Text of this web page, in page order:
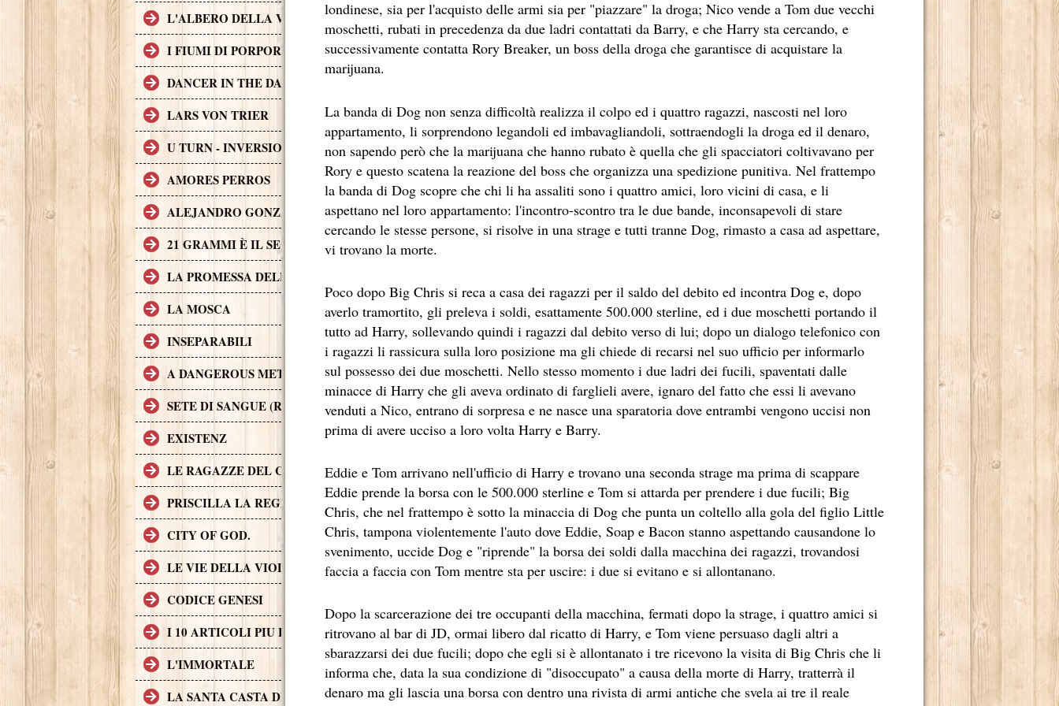
L'ALBERO DELLA VITA
I FIUMI DI PORPORA
DANCER IN THE DARK
LARS VON TRIER
U TURN - INVERSIONE DI MARCIA
AMORES PERROS
ALEJANDRO GONZÁLEZ IÑÁRRITU
21 GRAMMI È IL SECONDO FILM DELLA COSIDDETTA TRILOGIA SULLA MORTE
LA PROMESSA DELL'ASSASSINO
LA MOSCA
INSEPARABILI
A DANGEROUS METHOD
SETE DI SANGUE (RABID)
EXISTENZ
LE RAGAZZE DEL COYOTE UGLY
PRISCILLA LA REGINA DEL DESERTO
CITY OF GOD.
LE VIE DELLA VIOLENZA
CODICE GENESI
I 10 ARTICOLI PIU LETTI SUL SITO RACCOMANDATI SE TI PIACCIONO NEL MESE DI APRILE 2014.
L'IMMORTALE
LA SANTA CASTA DELLA CHIESA
londinese, sia per l'acquisto delle armi sia per "piazzare" la droga; Nico vende a Tom due vecchi
moschetti, rubati in precedenza da due ladri contattati da Barry, e che Harry sta cercando, e
successivamente contatta Rory Breaker, un boss della droga che garantisce di acquistare la
marijuana.
La banda di Dog non senza difficoltà realizza il colpo ed i quattro ragazzi, nascosti nel loro
appartamento, li sorprendono legandoli ed imbavagliandoli, sottraendogli la droga ed il denaro,
non sapendo però che la marijuana che hanno rubato è quella che gli spacciatori coltivavano per
Rory e questo scatena la reazione del boss che organizza una spedizione punitiva. Nel frattempo
la banda di Dog scopre che chi li ha assaliti sono i quattro amici, loro vicini di casa, e li
aspettano nel loro appartamento: l'incontro-scontro tra le due bande, inconsapevoli di stare
cercando le stesse persone, si risolve in una strage e tutti tranne Dog, rimasto a casa ad aspettare,
vi trovano la morte.
Poco dopo Big Chris si reca a casa dei ragazzi per il saldo del debito ed incontra Dog e, dopo
averlo tramortito, gli preleva i soldi, esattamente 500.000 sterline, ed i due moschetti portando il
tutto ad Harry, sollevando quindi i ragazzi dal debito verso di lui; dopo un dialogo telefonico con
i ragazzi li rassicura sulla loro posizione ma gli chiede di recarsi nel suo ufficio per informarlo
sul possesso dei due moschetti. Nello stesso momento i due ladri dei fucili, spaventati dalle
minacce di Harry che gli aveva ordinato di farglieli avere, ignaro del fatto che essi li avevano
venduti a Nico, entrano di sorpresa e ne nasce una sparatoria dove entrambi vengono uccisi non
prima di avere ucciso a loro volta Harry e Barry.
Eddie e Tom arrivano nell'ufficio di Harry e trovano una seconda strage ma prima di scappare
Eddie prende la borsa con le 500.000 sterline e Tom si attarda per prendere i due fucili; Big
Chris, che nel frattempo è sotto la minaccia di Dog che punta un coltello alla gola del figlio Little
Chris, tampona violentemente l'auto dove Eddie, Soap e Bacon stanno aspettando causandone lo
svenimento, uccide Dog e "riprende" la borsa dei soldi dalla macchina dei ragazzi, trovandosi
faccia a faccia con Tom mentre sta per uscire: i due si evitano e si allontanano.
Dopo la scarcerazione dei tre occupanti della macchina, fermati dopo la strage, i quattro amici si
ritrovano al bar di JD, ormai libero dal ricatto di Harry, e Tom viene persuaso dagli altri a
sbarazzarsi dei due fucili; dopo che egli si è allontanato i tre ricevono la visita di Big Chris che li
informa che, data la sua condizione di "disoccupato" a causa della morte di Harry, tratterrà il
denaro ma gli lascia una borsa con dentro una rivista di armi antiche che svela ai tre il reale